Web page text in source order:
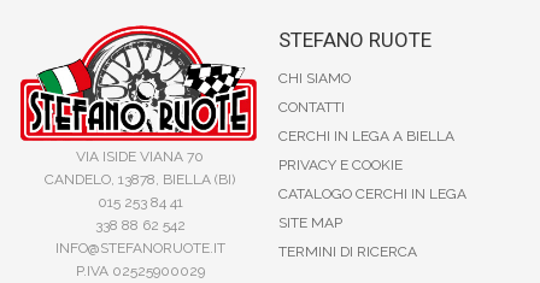
VIA ISIDE VIANA 70
CANDELO, 13878, BIELLA (BI)
015 253 84 41
338 88 62 542
INFO@STEFANORUOTE.IT
P.IVA 02525900029
STEFANO RUOTE
CHI SIAMO
CONTATTI
CERCHI IN LEGA A BIELLA
PRIVACY E COOKIE
CATALOGO CERCHI IN LEGA
SITE MAP
TERMINI DI RICERCA